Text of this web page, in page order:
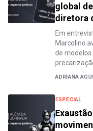
global
diretora
Em
Marcolino
de
ADRIANA
ESPECIAL